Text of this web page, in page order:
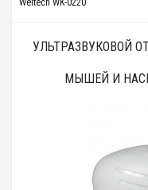
Weitech WK-0220
УЛЬТРАЗВУКОВОЙ
МЫШЕЙ И